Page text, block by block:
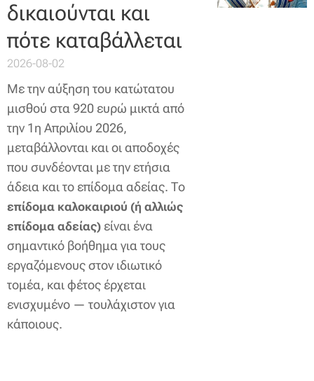
δικαιούνται και
πότε καταβάλλεται
2026-08-02
Με την αύξηση του κατώτατου
μισθού στα 920 ευρώ μικτά από
την 1η Απριλίου 2026,
μεταβάλλονται και οι αποδοχές
που συνδέονται με την ετήσια
άδεια και το επίδομα αδείας. Το
επίδομα καλοκαιριού (ή αλλιώς
επίδομα αδείας) είναι ένα
σημαντικό βοήθημα για τους
εργαζόμενους στον ιδιωτικό
τομέα, και φέτος έρχεται
ενισχυμένο — τουλάχιστον για
κάποιους.